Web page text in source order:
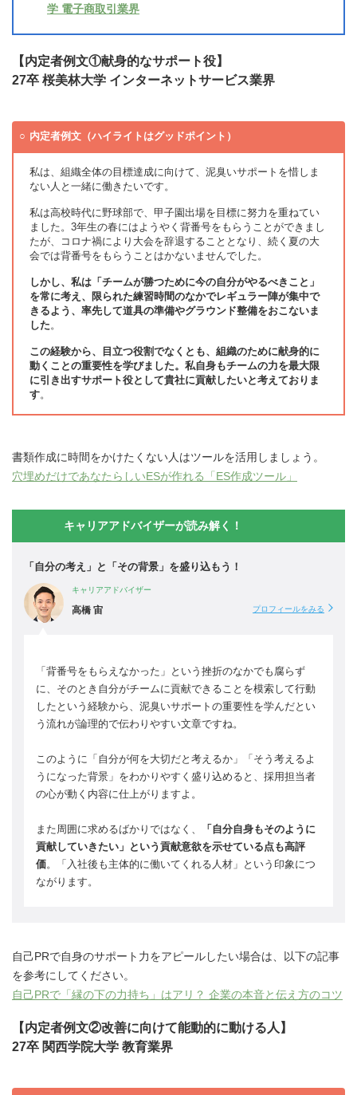
学 電子商取引業界
【内定者例文①献身的なサポート役】
27卒 桜美林大学 インターネットサービス業界
内定者例文（ハイライトはグッドポイント）
私は、組織全体の目標達成に向けて、泥臭いサポートを惜しま
ない人と一緒に働きたいです。
私は高校時代に野球部で、甲子園出場を目標に努力を重ねてい
ました。3年生の春にはようやく背番号をもらうことができまし
たが、コロナ禍により大会を辞退することとなり、続く夏の大
会では背番号をもらうことはかないませんでした。
しかし、私は「チームが勝つために今の自分がやるべきこと」
を常に考え、限られた練習時間のなかでレギュラー陣が集中で
きるよう、率先して道具の準備やグラウンド整備をおこないま
した。
この経験から、目立つ役割でなくとも、組織のために献身的に
動くことの重要性を学びました。私自身もチームの力を最大限
に引き出すサポート役として貴社に貢献したいと考えておりま
す。
書類作成に時間をかけたくない人はツールを活用しましょう。
穴埋めだけであなたらしいESが作れる「ES作成ツール」
キャリアアドバイザーが読み解く！
「自分の考え」と「その背景」を盛り込もう！
キャリアアドバイザー
高橋 宙 プロフィールをみる
「背番号をもらえなかった」という挫折のなかでも腐らず
に、そのとき自分がチームに貢献できることを模索して行動
したという経験から、泥臭いサポートの重要性を学んだとい
う流れが論理的で伝わりやすい文章ですね。
このように「自分が何を大切だと考えるか」「そう考えるよ
うになった背景」をわかりやすく盛り込めると、採用担当者
の心が動く内容に仕上がりますよ。
また周囲に求めるばかりではなく、
「自分自身もそのように
貢献していきたい」という貢献意欲を示せている点も高評
価。「入社後も主体的に働いてくれる人材」という印象につ
ながります。
自己PRで自身のサポート力をアピールしたい場合は、以下の記事
を参考にしてください。
自己PRで「縁の下の力持ち」はアリ？ 企業の本音と伝え方のコツ
【内定者例文②改善に向けて能動的に動ける人】
27卒 関西学院大学 教育業界